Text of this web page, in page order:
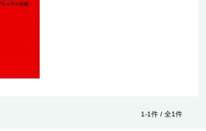
1-1件 / 全1件